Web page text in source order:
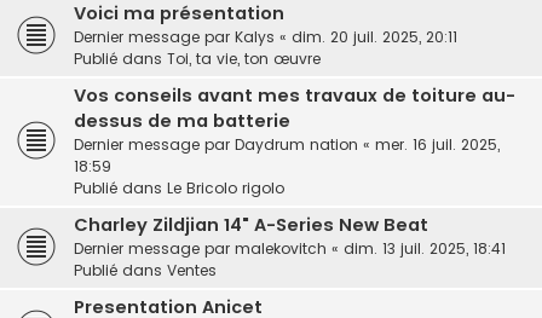
Voici ma présentation
Dernier message par Kalys « dim. 20 juil. 2025, 20:11
Publié dans Toi, ta vie, ton œuvre
Vos conseils avant mes travaux de toiture au-
dessus de ma batterie
Dernier message par Daydrum nation « mer. 16 juil. 2025,
18:59
Publié dans Le Bricolo rigolo
Charley Zildjian 14" A-Series New Beat
Dernier message par malekovitch « dim. 13 juil. 2025, 18:41
Publié dans Ventes
Presentation Anicet